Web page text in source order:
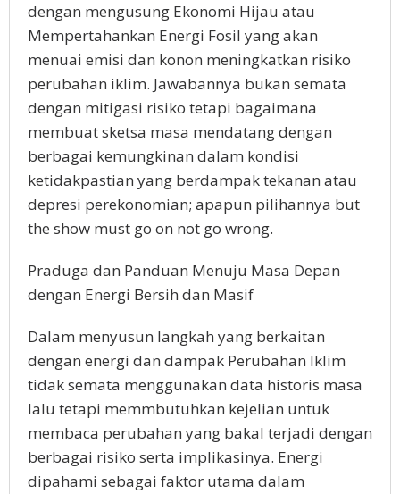
dengan mengusung Ekonomi Hijau atau
Mempertahankan Energi Fosil yang akan
menuai emisi dan konon meningkatkan risiko
perubahan iklim. Jawabannya bukan semata
dengan mitigasi risiko tetapi bagaimana
membuat sketsa masa mendatang dengan
berbagai kemungkinan dalam kondisi
ketidakpastian yang berdampak tekanan atau
depresi perekonomian; apapun pilihannya but
the show must go on not go wrong.
Praduga dan Panduan Menuju Masa Depan
dengan Energi Bersih dan Masif
Dalam menyusun langkah yang berkaitan
dengan energi dan dampak Perubahan Iklim
tidak semata menggunakan data historis masa
lalu tetapi memmbutuhkan kejelian untuk
membaca perubahan yang bakal terjadi dengan
berbagai risiko serta implikasinya. Energi
dipahami sebagai faktor utama dalam